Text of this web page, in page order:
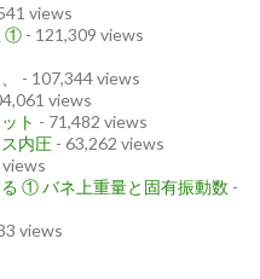
views
① - 121,309 views
- 107,344 views
views
ト - 71,482 views
内圧 - 63,262 views
① バネ上重量と固有振動数 -
views